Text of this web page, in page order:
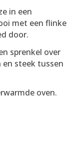
in een
met een flinke
door.
sprenkel over
steek tussen
oven.